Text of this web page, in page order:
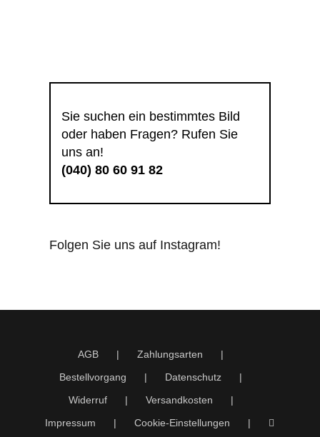
Sie suchen ein bestimmtes Bild
oder haben Fragen? Rufen Sie
uns an!
(040) 80 60 91 82
Folgen Sie uns auf Instagram!
AGB
Zahlungsarten
Bestellvorgang
Datenschutz
Widerruf
Versandkosten
Impressum
Cookie-Einstellungen